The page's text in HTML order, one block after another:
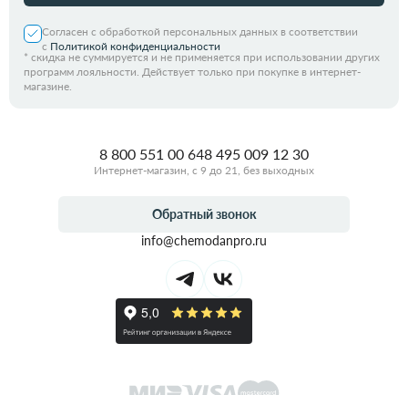
Согласен с обработкой персональных данных в соответствии
с Политикой конфиденциальности
* скидка не суммируется и не применяется при использовании других
программ лояльности. Действует только при покупке в интернет-
магазине.
8 800 551 00 648 495 009 12 30
Интернет-магазин, с 9 до 21, без выходных
Обратный звонок
info@chemodanpro.ru